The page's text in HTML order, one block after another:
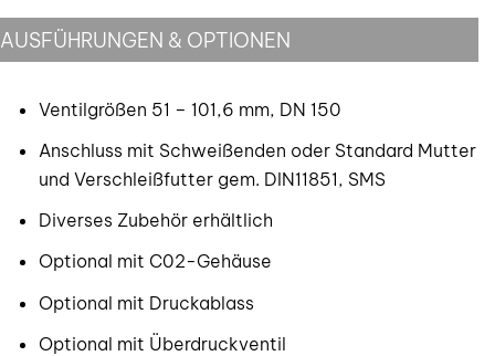
AUSFÜHRUNGEN & OPTIONEN
Ventilgrößen 51 – 101,6 mm, DN 150
Anschluss mit Schweißenden oder Standard Mutter
und Verschleißfutter gem. DIN11851, SMS
Diverses Zubehör erhältlich
Optional mit C02-Gehäuse
Optional mit Druckablass
Optional mit Überdruckventil